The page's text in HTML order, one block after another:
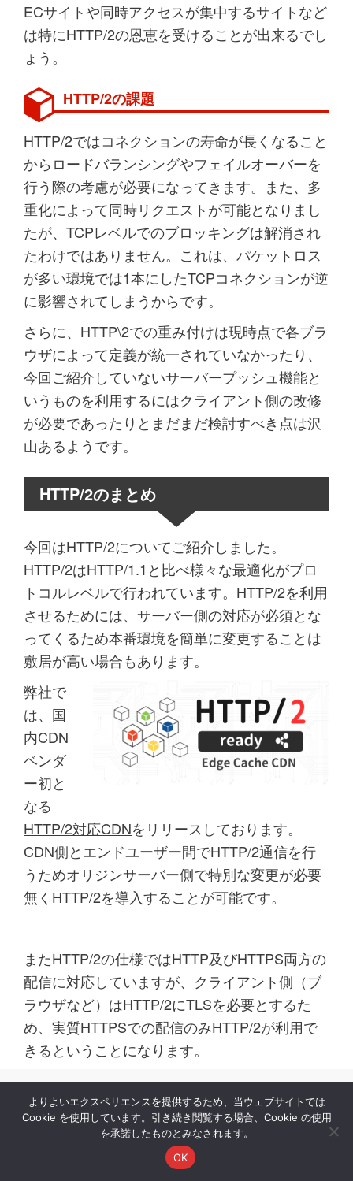
ECサイトや同時アクセスが集中するサイトなど
は特にHTTP/2の恩恵を受けることが出来るでし
ょう。
HTTP/2の課題
HTTP/2ではコネクションの寿命が長くなること
からロードバランシングやフェイルオーバーを
行う際の考慮が必要になってきます。また、多
重化によって同時リクエストが可能となりまし
たが、TCPレベルでのブロッキングは解消され
たわけではありません。これは、パケットロス
が多い環境では1本にしたTCPコネクションが逆
に影響されてしまうからです。
さらに、HTTP\2での重み付けは現時点で各ブラ
ウザによって定義が統一されていなかったり、
今回ご紹介していないサーバープッシュ機能と
いうものを利用するにはクライアント側の改修
が必要であったりとまだまだ検討すべき点は沢
山あるようです。
HTTP/2のまとめ
今回はHTTP/2についてご紹介しました。
HTTP/2はHTTP/1.1と比べ様々な最適化がプロ
トコルレベルで行われています。HTTP/2を利用
させるためには、サーバー側の対応が必須とな
ってくるため本番環境を簡単に変更することは
敷居が高い場合もあります。
弊社で
は、国
内CDN
ベンダ
ー初と
なる
HTTP/2対応CDNをリリースしております。
CDN側とエンドユーザー間でHTTP/2通信を行
うためオリジンサーバー側で特別な変更が必要
無くHTTP/2を導入することが可能です。
またHTTP/2の仕様ではHTTP及びHTTPS両方の
配信に対応していますが、クライアント側（ブ
ラウザなど）はHTTP/2にTLSを必要とするた
め、実質HTTPSでの配信のみHTTP/2が利用で
きるということになります。
コンテンツ配信に特化したプロフ
ェッショナルチーム
レッドボックスでは、決まった枠にとらわれな
よりよいエクスペリエンスを提供するため、当ウェブサイトでは
Cookie を使用しています。引き続き閲覧する場合、Cookie の使用
を承諾したものとみなされます。
OK